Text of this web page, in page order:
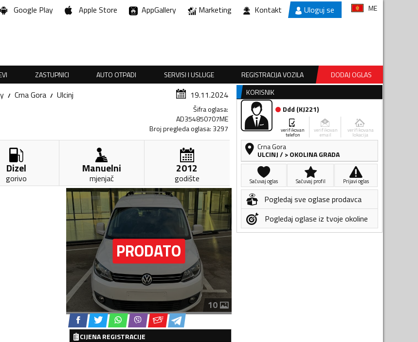
Google Play Apple Store AppGallery Marketing Kontakt Uloguj se ME
ZASTUPNICI AUTO OTPADI SERVISI I USLUGE REGISTRACIJA VOZILA
DODAJ OGLAS
Crna Gora Ulcinj 19.11.2024
Šifra oglasa:
AD354850707ME
Broj pregleda oglasa: 3297
Dizel
gorivo
Manuelni
mjenjač
2012
godište
10
CIJENA REGISTRACIJE
KORISNIK
Ddd (KJ221)
verifikovan
telefon
verifikovan
email
verifikovana
lokacija
Crna Gora
ULCINJ/ > OKOLINA GRADA
Sačuvaj oglas Sačuvaj profil Prijavi oglas
Pogledaj sve oglase prodavca
Pogledaj oglase iz tvoje okoline